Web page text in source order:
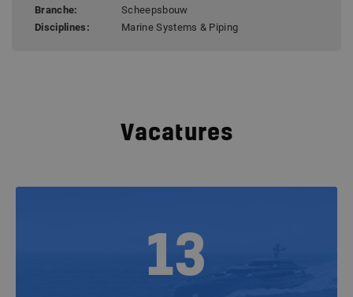
Branche:
Scheepsbouw
Disciplines:
Marine Systems & Piping
Vacatures
13